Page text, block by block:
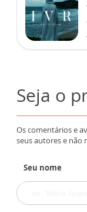
Seja o
Os comentários e
seus autores e não
Seu nome